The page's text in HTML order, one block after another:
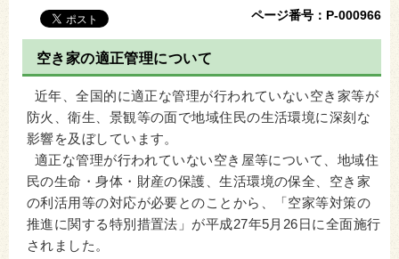
ページ番号：P-000966
空き家の適正管理について
近年、全国的に適正な管理が行われていない空き家等が
防火、衛生、景観等の面で地域住民の生活環境に深刻な
影響を及ぼしています。
適正な管理が行われていない空き屋等について、地域住
民の生命・身体・財産の保護、生活環境の保全、空き家
の利活用等の対応が必要とのことから、「空家等対策の
推進に関する特別措置法」が平成27年5月26日に全面施行
されました。